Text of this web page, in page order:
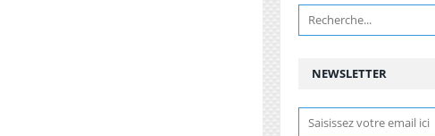
NEWSLETTER